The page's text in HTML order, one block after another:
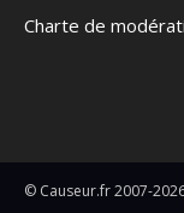
Charte de
© Causeur.fr 2007-